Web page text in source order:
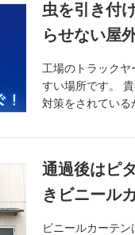
虫を引き付
らせない屋
工場のトラック
すい場所です。
対策をされている
通過後はピ
きビニール
ビニールカーテ